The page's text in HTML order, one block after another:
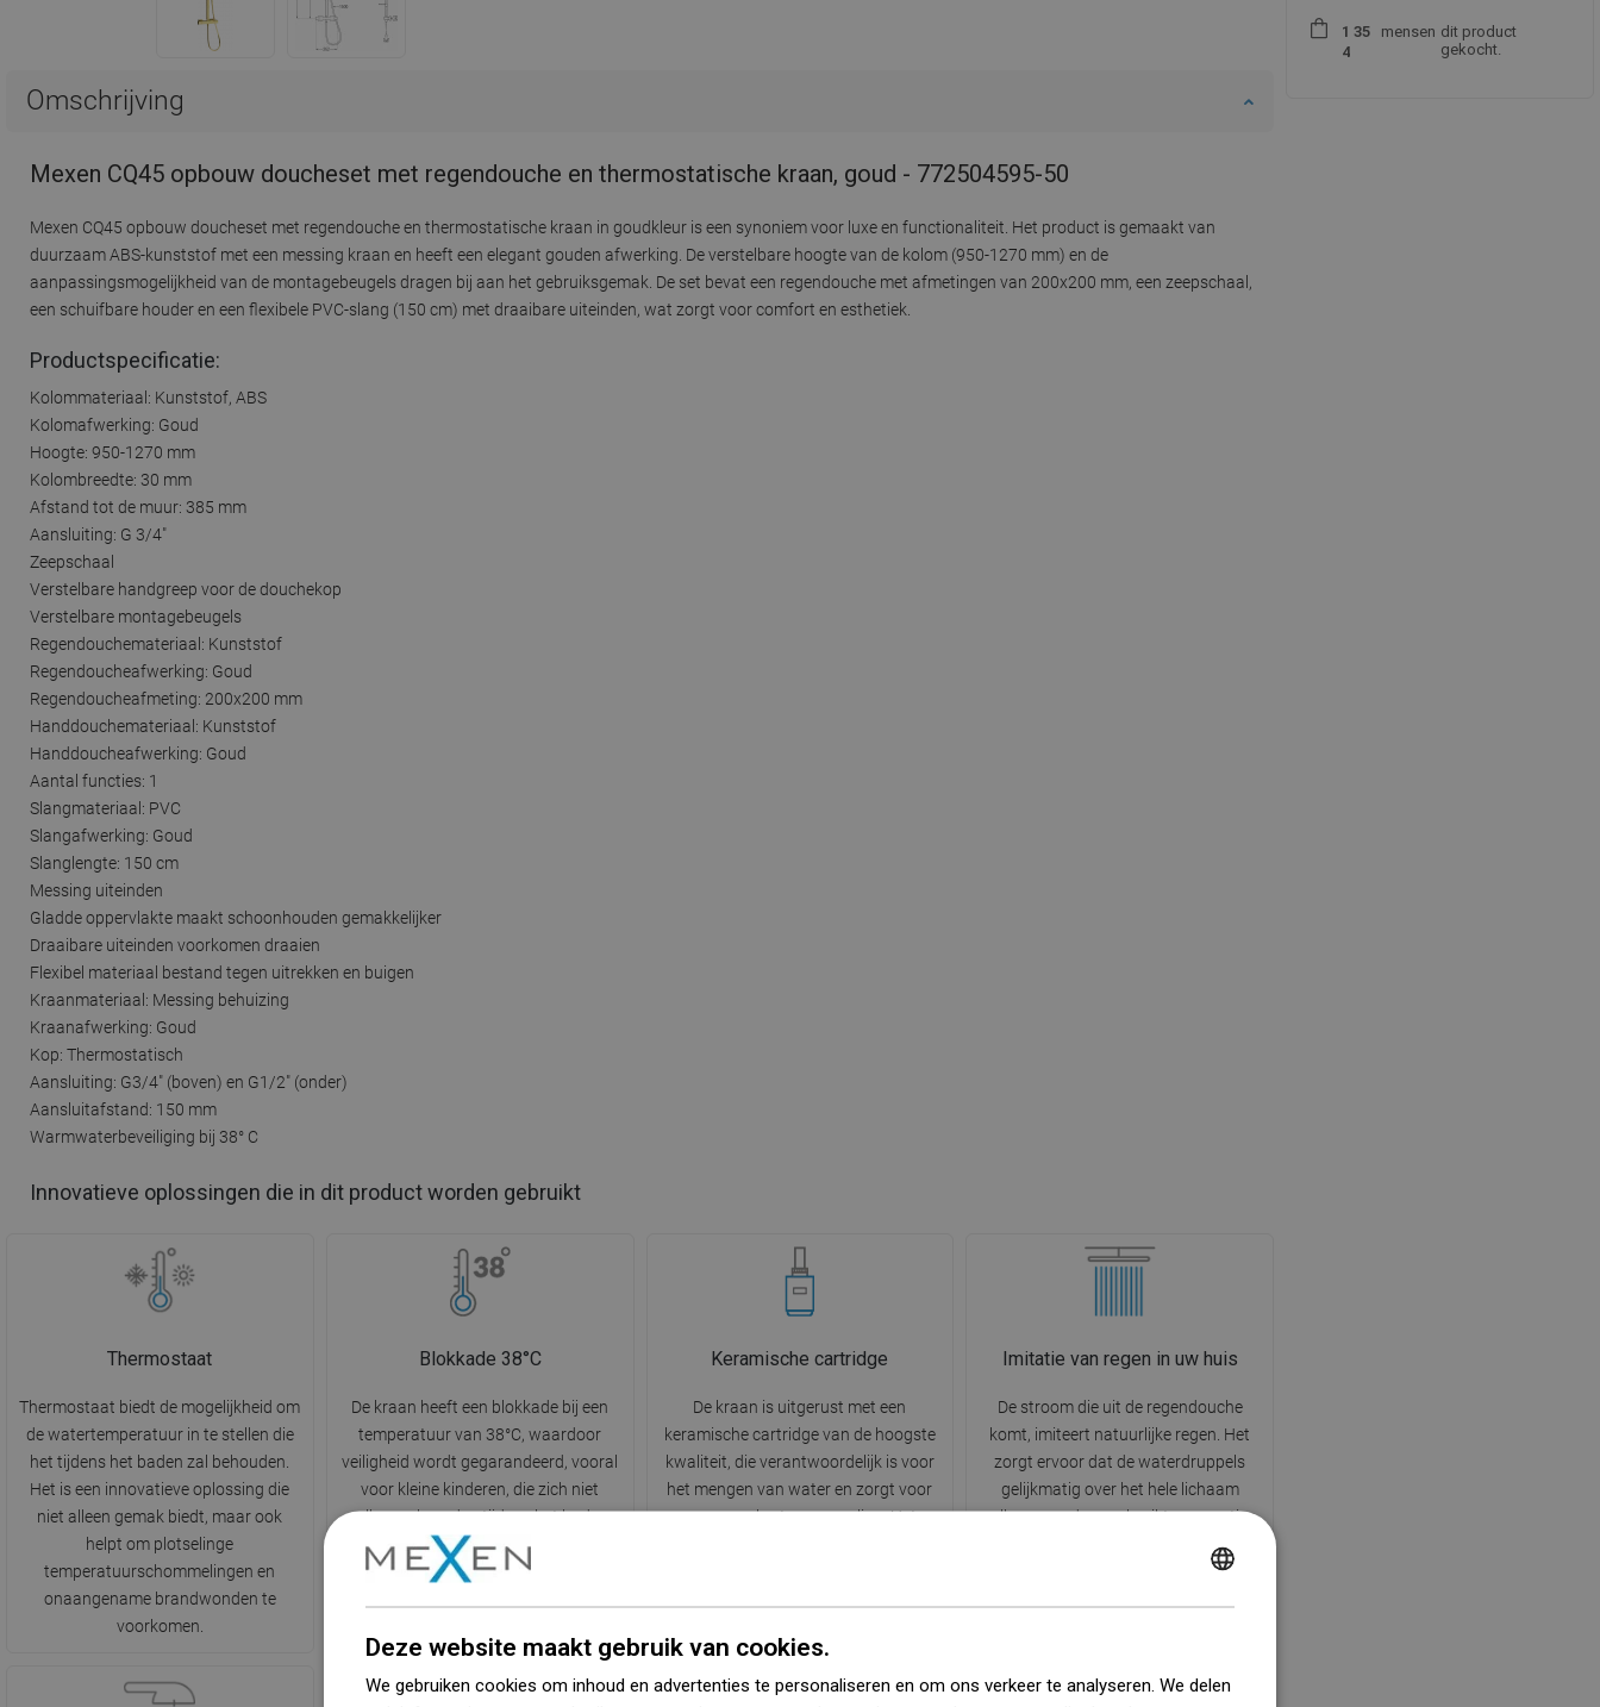
Omschrijving
Mexen CQ45 opbouw doucheset met regendouche en thermostatische kraan, goud - 772504595-50
Mexen CQ45 opbouw doucheset met regendouche en thermostatische kraan in goudkleur is een synoniem voor luxe en functionaliteit. Het product is gemaakt van
duurzaam ABS-kunststof met een messing kraan en heeft een elegant gouden afwerking. De verstelbare hoogte van de kolom (950-1270 mm) en de
aanpassingsmogelijkheid van de montagebeugels dragen bij aan het gebruiksgemak. De set bevat een regendouche met afmetingen van 200x200 mm, een zeepschaal,
een schuifbare houder en een flexibele PVC-slang (150 cm) met draaibare uiteinden, wat zorgt voor comfort en esthetiek.
Productspecificatie:
Kolommateriaal: Kunststof, ABS
Kolomafwerking: Goud
Hoogte: 950-1270 mm
Kolombreedte: 30 mm
Afstand tot de muur: 385 mm
Aansluiting: G 3/4"
Zeepschaal
Verstelbare handgreep voor de douchekop
Verstelbare montagebeugels
Regendouchemateriaal: Kunststof
Regendoucheafwerking: Goud
Regendoucheafmeting: 200x200 mm
Handdouchemateriaal: Kunststof
Handdoucheafwerking: Goud
Aantal functies: 1
Slangmateriaal: PVC
Slangafwerking: Goud
Slanglengte: 150 cm
Messing uiteinden
Gladde oppervlakte maakt schoonhouden gemakkelijker
Draaibare uiteinden voorkomen draaien
Flexibel materiaal bestand tegen uitrekken en buigen
Kraanmateriaal: Messing behuizing
Kraanafwerking: Goud
Kop: Thermostatisch
Aansluiting: G3/4" (boven) en G1/2" (onder)
Aansluitafstand: 150 mm
Warmwaterbeveiliging bij 38° C
Innovatieve oplossingen die in dit product worden gebruikt
Thermostaat
Thermostaat biedt de mogelijkheid om
de watertemperatuur in te stellen die
het tijdens het baden zal behouden.
Het is een innovatieve oplossing die
niet alleen gemak biedt, maar ook
helpt om plotselinge
temperatuurschommelingen en
onaangename brandwonden te
voorkomen.
Blokkade 38°C
De kraan heeft een blokkade bij een
temperatuur van 38°C, waardoor
veiligheid wordt gegarandeerd, vooral
voor kleine kinderen, die zich niet
zullen verbranden tijdens het baden.
Het maakt het mogelijk om zonder
zorgen over plotselinge
Keramische cartridge
De kraan is uitgerust met een
keramische cartridge van de hoogste
kwaliteit, die verantwoordelijk is voor
het mengen van water en zorgt voor
een soepele stroomregeling. Het
Imitatie van regen in uw huis
De stroom die uit de regendouche
komt, imiteert natuurlijke regen. Het
zorgt ervoor dat de waterdruppels
gelijkmatig over het hele lichaam
vallen, waardoor gebruikte cosmetica
worden weggespoeld en stress en
spierspanning worden verminderd.
1 35
4
mensen dit product
gekocht.
Deze website maakt gebruik van cookies.
We gebruiken cookies om inhoud en advertenties te personaliseren en om ons verkeer te analyseren. We delen